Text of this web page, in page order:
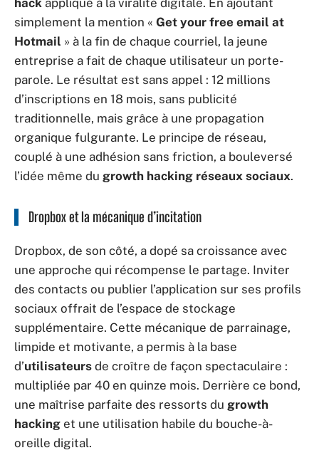
simplement la mention « Get your free email at
Hotmail » à la fin de chaque courriel, la jeune
entreprise a fait de chaque utilisateur un porte-
parole. Le résultat est sans appel : 12 millions
d’inscriptions en 18 mois, sans publicité
traditionnelle, mais grâce à une propagation
organique fulgurante. Le principe de réseau,
couplé à une adhésion sans friction, a bouleversé
l’idée même du growth hacking réseaux sociaux.
Dropbox et la mécanique d’incitation
Dropbox, de son côté, a dopé sa croissance avec
une approche qui récompense le partage. Inviter
des contacts ou publier l’application sur ses profils
sociaux offrait de l’espace de stockage
supplémentaire. Cette mécanique de parrainage,
limpide et motivante, a permis à la base
d’utilisateurs de croître de façon spectaculaire :
multipliée par 40 en quinze mois. Derrière ce bond,
une maîtrise parfaite des ressorts du growth
hacking et une utilisation habile du bouche-à-
oreille digital.